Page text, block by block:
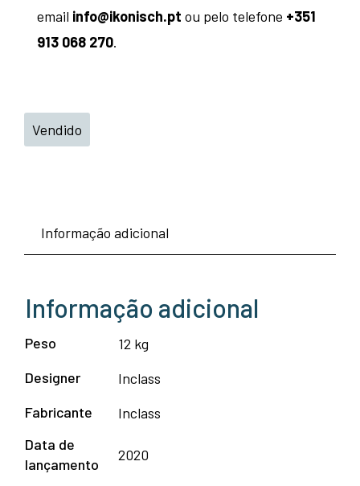
email info@ikonisch.pt ou pelo telefone +351
913 068 270.
Vendido
Informação adicional
Informação adicional
Peso
12 kg
Designer
Inclass
Fabricante
Inclass
Data de
lançamento
2020